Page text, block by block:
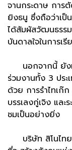
จานกระดาษ การ
ยิงธนู ซึ่งถือว่าเป็
ได้สัมผัสวัฒนธรรม
บันดาลใจในการเ
นอกจากนี้ ยังมี
ร่วมงานทั้ง 3 ปร
ด้วย การรำไทเก๊
บรรเลงกู่เจิง แล
ชมเป็นอย่างยิ่ง
บริษัท สิโนไทย